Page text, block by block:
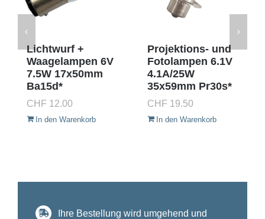
Lichtwurf +
Waagelampen 6V
7.5W 17x50mm
Ba15d*
CHF 12.00
In den Warenkorb
Projektions- und
Fotolampen 6.1V
4.1A/25W
35x59mm Pr30s*
CHF 19.50
In den Warenkorb
Ihre Bestellung wird umgehend und